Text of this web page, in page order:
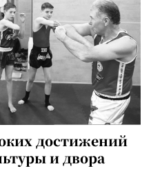
достижений
и двора